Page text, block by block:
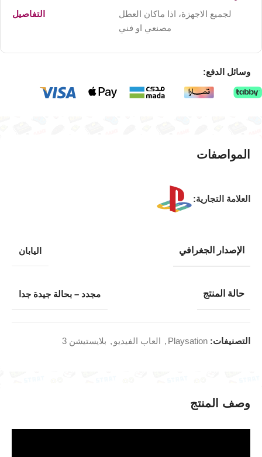
لجميع الاجهزة، اذا ماكان العطل
مصنعي او فني
التفاصيل
وسائل الدفع:
وصف المنتج
المواصفات
العلامة التجارية:
الإصدار الجغرافي اليابان
حالة المنتج مجدد – بحالة جيدة جدا
التصنيفات: Playsation
, العاب الفيديو , بلايستيشن 3